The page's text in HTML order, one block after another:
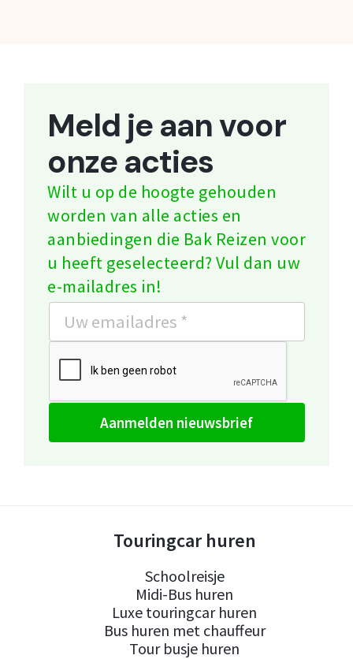
Meld je aan voor
onze acties
Wilt u op de hoogte gehouden
worden van alle acties en
aanbiedingen die Bak Reizen voor
u heeft geselecteerd? Vul dan uw
e-mailadres in!
aanmelden nieuwsbrief
Touringcar huren
Schoolreisje
Midi-Bus huren
Luxe touringcar huren
Bus huren met chauffeur
Tour busje huren